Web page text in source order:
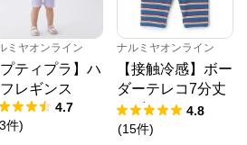
ミヤオンライン
プティプラ】ハ
レギンス
4.7
件)
ナルミヤオンライン
【接触冷感】ボー
ダーテレコ7分丈
レギンス
4.8
(15件)